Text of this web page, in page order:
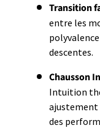
Transition
entre les
descentes.
Chausson
Intuition
ajustement
des